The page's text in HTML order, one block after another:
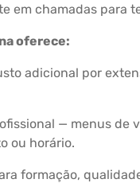
em chamadas para
oferece:
adicional por
— menus de
ou horário.
formação,